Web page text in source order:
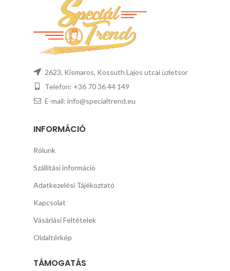
2623, Kismaros, Kossuth Lajos utcai üzletsor
Telefon: +36 70 36 44 149
E-mail: info@specialtrend.eu
INFORMÁCIÓ
Rólunk
Szállítási információ
Adatkezelési Tájékoztató
Kapcsolat
Vásárlási Feltételek
Oldaltérkép
TÁMOGATÁS